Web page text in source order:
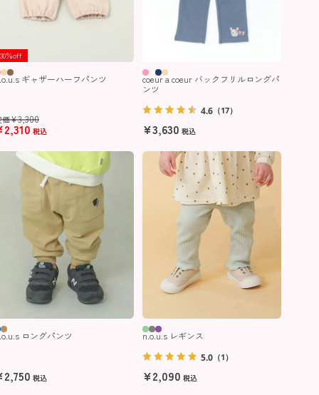
30％off
ギャザーハーフパンツ
価¥3,300
2,310 税込
coeur a coeur バックフリルロングパ
ンツ
¥3,630 税込
4.6（17）
ロングパンツ
2,750 税込
n.o.u.s レギンス
¥2,090 税込
5.0（1）